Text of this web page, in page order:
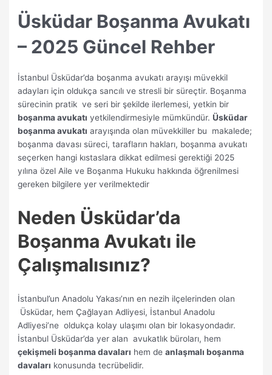
Üsküdar Boşanma Avukatı
– 2025 Güncel Rehber
İstanbul Üsküdar’da boşanma avukatı arayışı müvekkil
adayları için oldukça sancılı ve stresli bir süreçtir. Boşanma
sürecinin pratik ve seri bir şekilde ilerlemesi, yetkin bir
boşanma avukatı yetkilendirmesiyle mümkündür.Üsküdar
boşanma avukatı arayışında olan müvekkiller bu makalede;
boşanma davası süreci, tarafların hakları, boşanma avukatı
seçerken hangi kıstaslara dikkat edilmesi gerektiği 2025
yılına özel Aile ve Boşanma Hukuku hakkında öğrenilmesi
gereken bilgilere yer verilmektedir
Neden Üsküdar’da
Boşanma Avukatı ile
Çalışmalısınız?
İstanbul’un Anadolu Yakası’nın en nezih ilçelerinden olan
Üsküdar, hem Çağlayan Adliyesi, İstanbul Anadolu
Adliyesi’ne oldukça kolay ulaşımı olan bir lokasyondadır.
İstanbul Üsküdar’da yer alan avukatlık büroları, hem
çekişmeli boşanma davaları hem deanlaşmalı boşanma
davaları konusunda tecrübelidir.